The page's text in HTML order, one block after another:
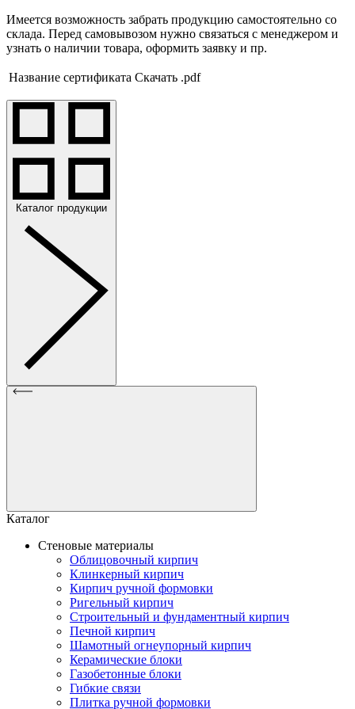
Имеется возможность забрать продукцию самостоятельно со
склада. Перед самовывозом нужно связаться с менеджером и
узнать о наличии товара, оформить заявку и пр.
Название сертификата Скачать .pdf
Каталог продукции
Каталог
Стеновые материалы
Облицовочный кирпич
Клинкерный кирпич
Кирпич ручной формовки
Ригельный кирпич
Строительный и фундаментный кирпич
Печной кирпич
Шамотный огнеупорный кирпич
Керамические блоки
Газобетонные блоки
Гибкие связи
Плитка ручной формовки